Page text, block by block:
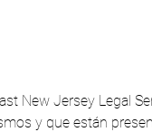
New Jersey Legal
y que están